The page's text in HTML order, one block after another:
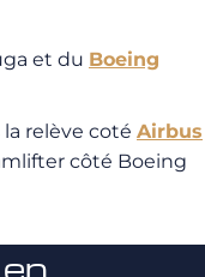
et du Boeing
relève coté Airbus
côté Boeing